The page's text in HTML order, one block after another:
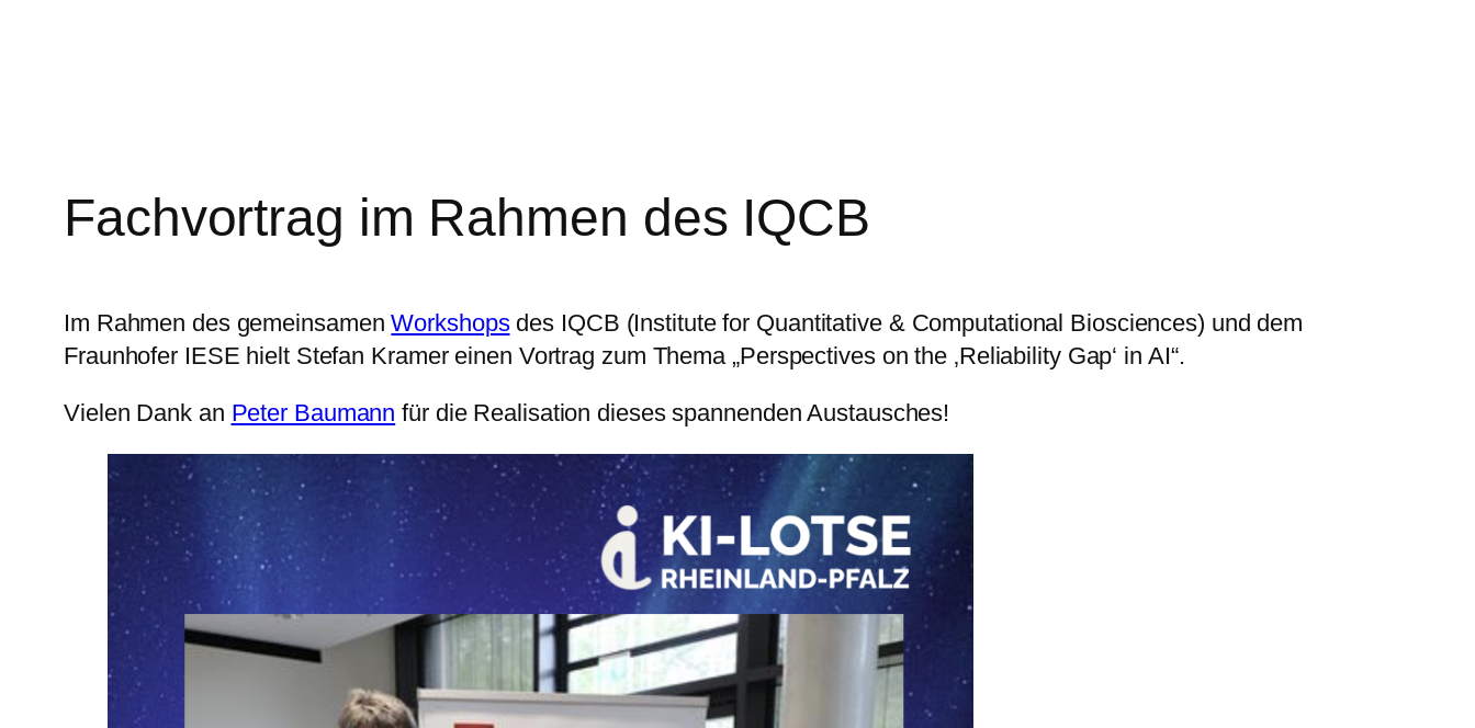
Fachvortrag im Rahmen des IQCB
Im Rahmen des gemeinsamenWorkshopsdes IQCB (Institute for Quantitative & Computational Biosciences) und dem
Fraunhofer IESE hielt Stefan Kramer einen Vortrag zum Thema „Perspectives on the ‚Reliability Gap‘ in AI“.
Vielen Dank an Peter Baumann für die Realisation dieses spannenden Austausches!